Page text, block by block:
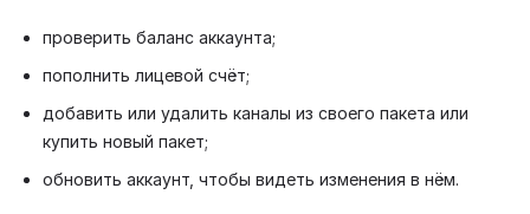
проверить баланс аккаунта;
пополнить лицевой счёт;
добавить или удалить каналы из своего пакета или
купить новый пакет;
обновить аккаунт, чтобы видеть изменения в нём.